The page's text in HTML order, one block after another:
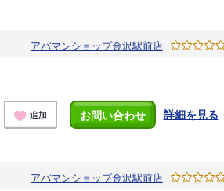
アパマンショップ金沢駅前店
追加 お問い合わせ 詳細を見る
アパマンショップ金沢駅前店